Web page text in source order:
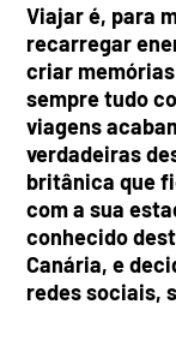
Viajar é, para
recarregar
criar
sempre tudo
viagens
verdadeiras
britânica que
com a sua
conhecido
Canária, e
redes sociais,